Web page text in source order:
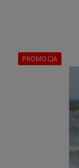
PROMOCJA